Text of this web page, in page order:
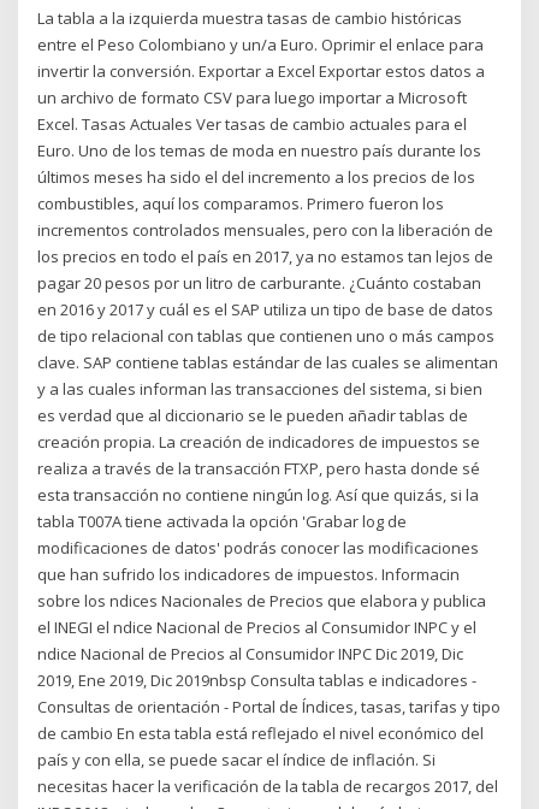
La tabla a la izquierda muestra tasas de cambio históricas
entre el Peso Colombiano y un/a Euro. Oprimir el enlace para
invertir la conversión. Exportar a Excel Exportar estos datos a
un archivo de formato CSV para luego importar a Microsoft
Excel. Tasas Actuales Ver tasas de cambio actuales para el
Euro. Uno de los temas de moda en nuestro país durante los
últimos meses ha sido el del incremento a los precios de los
combustibles, aquí los comparamos. Primero fueron los
incrementos controlados mensuales, pero con la liberación de
los precios en todo el país en 2017, ya no estamos tan lejos de
pagar 20 pesos por un litro de carburante. ¿Cuánto costaban
en 2016 y 2017 y cuál es el SAP utiliza un tipo de base de datos
de tipo relacional con tablas que contienen uno o más campos
clave. SAP contiene tablas estándar de las cuales se alimentan
y a las cuales informan las transacciones del sistema, si bien
es verdad que al diccionario se le pueden añadir tablas de
creación propia. La creación de indicadores de impuestos se
realiza a través de la transacción FTXP, pero hasta donde sé
esta transacción no contiene ningún log. Así que quizás, si la
tabla T007A tiene activada la opción 'Grabar log de
modificaciones de datos' podrás conocer las modificaciones
que han sufrido los indicadores de impuestos. Informacin
sobre los ndices Nacionales de Precios que elabora y publica
el INEGI el ndice Nacional de Precios al Consumidor INPC y el
ndice Nacional de Precios al Consumidor INPC Dic 2019, Dic
2019, Ene 2019, Dic 2019nbsp Consulta tablas e indicadores -
Consultas de orientación - Portal de Índices, tasas, tarifas y tipo
de cambio En esta tabla está reflejado el nivel económico del
país y con ella, se puede sacar el índice de inflación. Si
necesitas hacer la verificación de la tabla de recargos 2017, del